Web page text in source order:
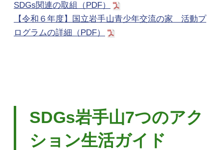
SDGs関連の取組（PDF）
【令和６年度】国立岩手山青少年交流の家 活動プ
ログラムの詳細（PDF）
SDGs岩手山7つのアク
ション生活ガイド